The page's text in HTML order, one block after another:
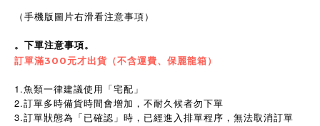
（手機版圖片右滑看注意事項）
。下單注意事項。
訂單滿300元才出貨（不含運費、保麗龍箱）
1.魚類一律建議使用「宅配」
2.訂單多時備貨時間會增加，不耐久候者勿下單
3.訂單狀態為「已確認」時，已經進入排單程序，無法取消訂單